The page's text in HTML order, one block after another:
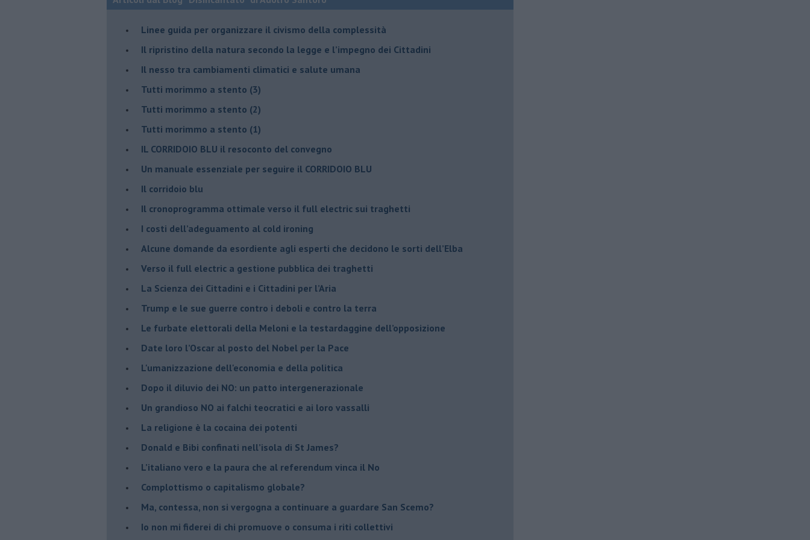
​Linee guida per organizzare il civismo della complessità
​Il ripristino della natura secondo la legge e l’impegno dei Cittadini
Il nesso tra cambiamenti climatici e salute umana
Tutti morimmo a stento (3)
Tutti morimmo a stento (2)
​Tutti morimmo a stento (1)
IL CORRIDOIO BLU il resoconto del convegno
Un manuale essenziale per seguire il CORRIDOIO BLU
Il corridoio blu
​Il cronoprogramma ottimale verso il full electric sui traghetti
​I costi dell’adeguamento al cold ironing
Alcune domande da esordiente agli esperti che decidono le sorti dell’Elba
Verso il full electric a gestione pubblica dei traghetti​
​La Scienza dei Cittadini e i Cittadini per l’Aria
Trump e le sue guerre contro i deboli e contro la terra
​Le furbate elettorali della Meloni e la testardaggine dell’opposizione
​Date loro l’Oscar al posto del Nobel per la Pace
L'umanizzazione dell'economia e della politica
​Dopo il diluvio dei NO: un patto intergenerazionale
​Un grandioso NO ai falchi teocratici e ai loro vassalli
La religione è la cocaina dei potenti
Donald e Bibi confinati nell’isola di St James?
L’italiano vero e la paura che al referendum vinca il No
​Complottismo o capitalismo globale?
​Ma, contessa, non si vergogna a continuare a guardare San Scemo?
​Io non mi fiderei di chi promuove o consuma i riti collettivi